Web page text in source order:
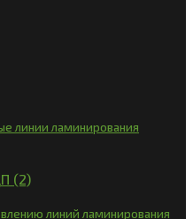
линии ламинирования
линий ламинирования